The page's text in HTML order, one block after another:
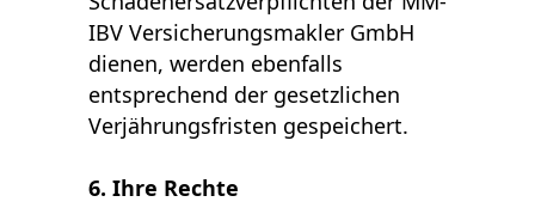
IBV Versicherungsmakler GmbH
dienen, werden ebenfalls
entsprechend der gesetzlichen
Verjährungsfristen gespeichert.
6. Ihre Rechte